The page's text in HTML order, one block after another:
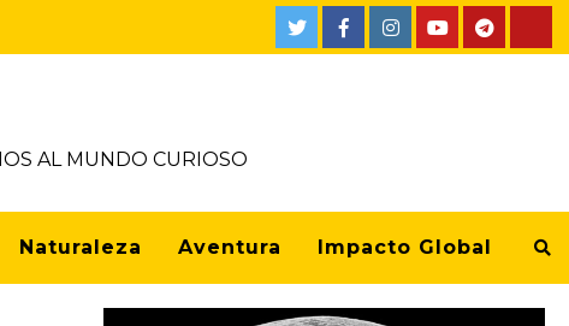
AL MUNDO CURIOSO
Naturaleza Aventura Impacto Global